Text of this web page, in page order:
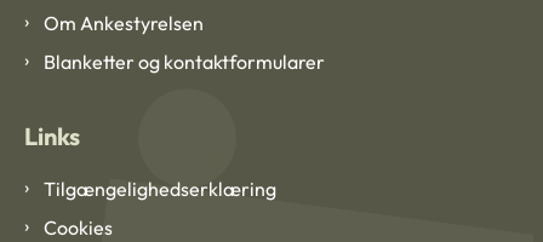
Om Ankestyrelsen
Blanketter og kontaktformularer
Links
Tilgængelighedserklæring
Cookies